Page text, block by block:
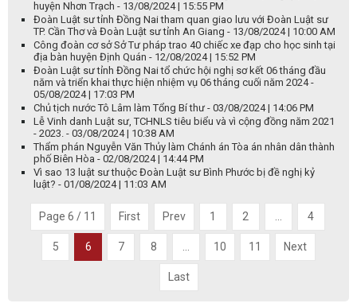
huyện Nhơn Trạch - 13/08/2024 | 15:55 PM
Đoàn Luật sư tỉnh Đồng Nai tham quan giao lưu với Đoàn Luật sư
TP. Cần Thơ và Đoàn Luật sư tỉnh An Giang - 13/08/2024 | 10:00 AM
Công đoàn cơ sở Sở Tư pháp trao 40 chiếc xe đạp cho học sinh tại
địa bàn huyện Định Quán - 12/08/2024 | 15:52 PM
Đoàn Luật sư tỉnh Đồng Nai tổ chức hội nghị sơ kết 06 tháng đầu
năm và triển khai thực hiện nhiệm vụ 06 tháng cuối năm 2024 -
05/08/2024 | 17:03 PM
Chủ tịch nước Tô Lâm làm Tổng Bí thư - 03/08/2024 | 14:06 PM
Lễ Vinh danh Luật sư, TCHNLS tiêu biểu và vì cộng đồng năm 2021
- 2023. - 03/08/2024 | 10:38 AM
Thẩm phán Nguyễn Văn Thủy làm Chánh án Tòa án nhân dân thành
phố Biên Hòa - 02/08/2024 | 14:44 PM
Vì sao 13 luật sư thuộc Đoàn Luật sư Bình Phước bị đề nghị kỷ
luật? - 01/08/2024 | 11:03 AM
Page 6 / 11 First Prev 1 2 ... 4
5 6 7 8 ... 10 11 Next
Last